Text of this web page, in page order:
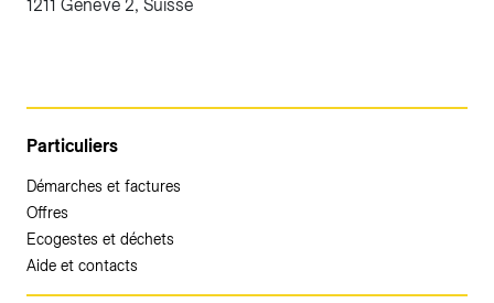
1211 Genève 2, Suisse
Particuliers
Démarches et factures
Offres
Ecogestes et déchets
Aide et contacts